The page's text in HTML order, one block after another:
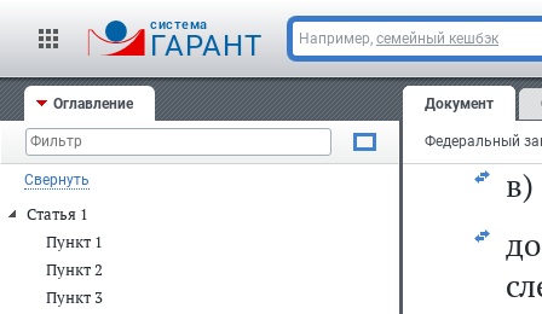
cистема
ГАРАНТ Например, семейный кешбэк
Оглавление
Свернуть
Статья 1
Пункт 1
Пункт 2
Пункт 3
Документ
в)